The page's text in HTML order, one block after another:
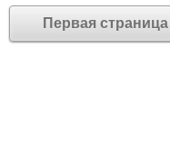
Первая страница